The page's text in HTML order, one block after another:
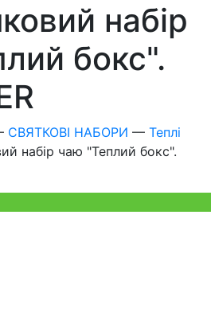
набір
бокс".
СВЯТКОВІ НАБОРИ — Теплі
набір чаю "Теплий бокс".